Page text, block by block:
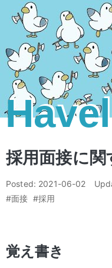
採用面接に関
Posted: 2021-06-02
#面接 #採用
覚え書き